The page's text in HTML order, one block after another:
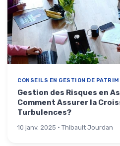
CONSEILS EN GESTION DE
Gestion des Risques en
Comment Assurer la
Turbulences?
10 janv. 2025 · Thibault Jourdan